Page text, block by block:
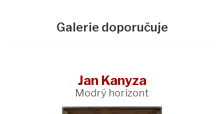
Galerie doporučuje
Jan Kanyza
Modrý horizont